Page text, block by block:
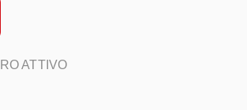
ATTIVO